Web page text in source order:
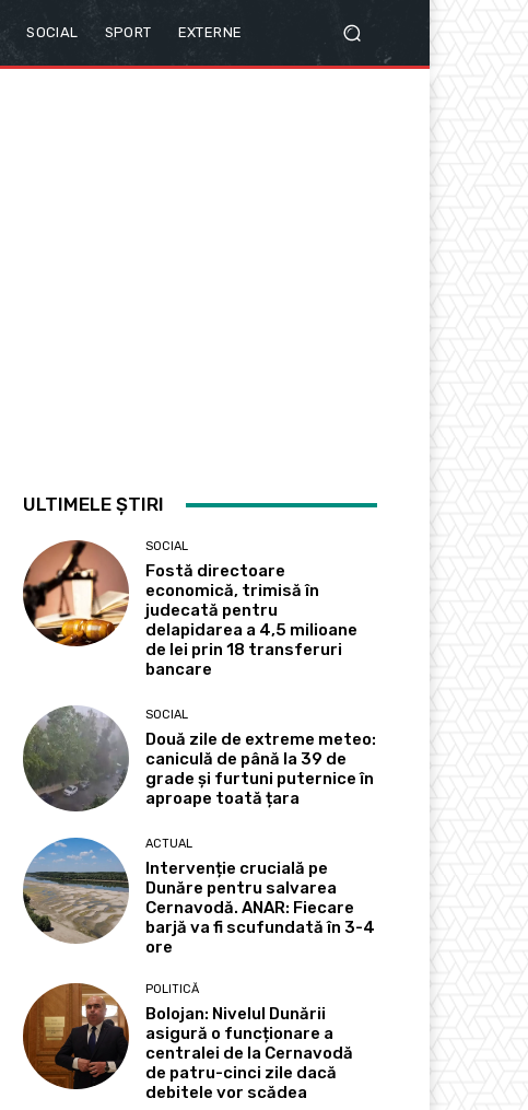
SOCIAL SPORT EXTERNE
ULTIMELE ȘTIRI
SOCIAL
Fostă directoare
economică, trimisă în
judecată pentru
delapidarea a 4,5 milioane
de lei prin 18 transferuri
bancare
SOCIAL
Două zile de extreme meteo:
caniculă de până la 39 de
grade și furtuni puternice în
aproape toată țara
ACTUAL
Intervenție crucială pe
Dunăre pentru salvarea
Cernavodă. ANAR: Fiecare
barjă va fi scufundată în 3-4
ore
POLITICĂ
Bolojan: Nivelul Dunării
asigură o funcționare a
centralei de la Cernavodă
de patru-cinci zile dacă
debitele vor scădea